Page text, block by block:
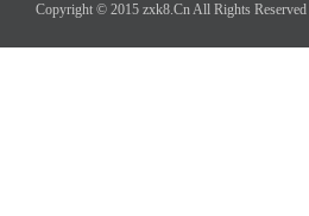
Copyright © 2015 zxk8.Cn All Rights Reserved |